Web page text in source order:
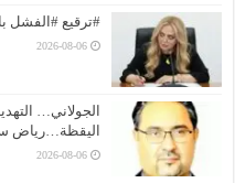
#ترقيع #الفشل
2026-08-06
الجولاني…
اليقظة…رياض
2026-08-06